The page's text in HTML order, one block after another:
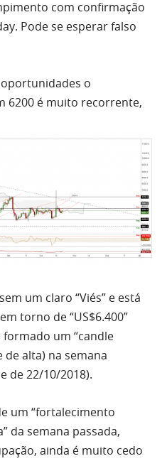
com confirmação
Pode se esperar falso
o
6200 é muito recorrente,
sem um claro “Viés” e está
torno de “US$6.400”
formado um “candle
dealta) na semana
de 22/10/2018).
um “fortalecimento
da semana passada,
ainda é muito cedo